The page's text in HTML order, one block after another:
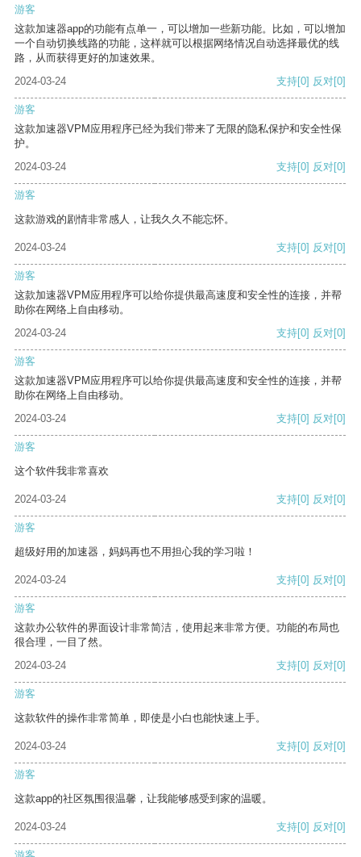
游客
这款加速器app的功能有点单一，可以增加一些新功能。比如，可以增加
一个自动切换线路的功能，这样就可以根据网络情况自动选择最优的线
路，从而获得更好的加速效果。
2024-03-24
支持[0] 反对[0]
游客
这款加速器VPM应用程序已经为我们带来了无限的隐私保护和安全性保
护。
2024-03-24
支持[0] 反对[0]
游客
这款游戏的剧情非常感人，让我久久不能忘怀。
2024-03-24 支持[0] 反对[0]
游客
这款加速器VPM应用程序可以给你提供最高速度和安全性的连接，并帮
助你在网络上自由移动。
2024-03-24
支持[0] 反对[0]
游客
这款加速器VPM应用程序可以给你提供最高速度和安全性的连接，并帮
助你在网络上自由移动。
2024-03-24
支持[0] 反对[0]
游客
这个软件我非常喜欢
2024-03-24 支持[0] 反对[0]
游客
超级好用的加速器，妈妈再也不用担心我的学习啦！
2024-03-24 支持[0] 反对[0]
游客
这款办公软件的界面设计非常简洁，使用起来非常方便。功能的布局也
很合理，一目了然。
2024-03-24
支持[0] 反对[0]
游客
这款软件的操作非常简单，即使是小白也能快速上手。
2024-03-24 支持[0] 反对[0]
游客
这款app的社区氛围很温馨，让我能够感受到家的温暖。
2024-03-24 支持[0] 反对[0]